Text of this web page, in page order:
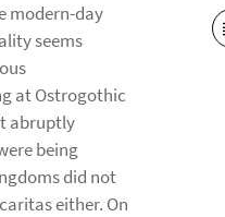
modern-day
seems
at Ostrogothic
abruptly
being
did not
either. On